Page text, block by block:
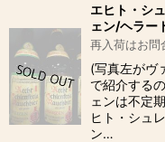
エヒト・シ
ェン/ヘラー
再入荷はお問
(写真左がヴ
で紹介する
ェンは不定
ヒト・シュ
ン…